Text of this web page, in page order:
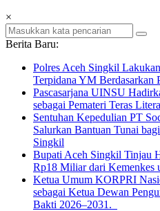
×
Berita Baru:
Polres Aceh Singkil
Terpidana YM Berdasarkan
Pascasarjana UINSU
sebagai Pemateri Teras
Sentuhan Kepedulian PT
Salurkan Bantuan Tunai
Singkil
Bupati Aceh Singkil Tinjau
Rp18 Miliar dari Kemenkes
Ketua Umum KORPRI
sebagai Ketua Dewan
Bakti 2026–2031.